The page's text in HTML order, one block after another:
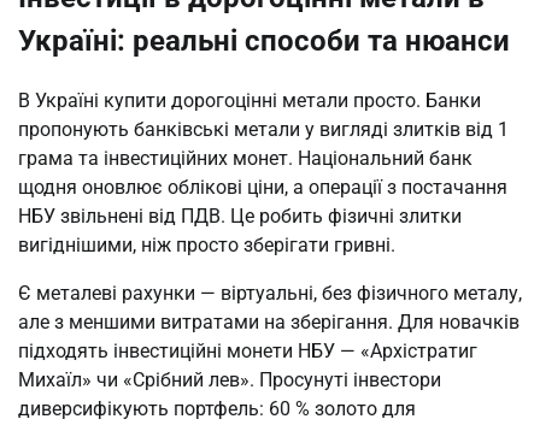
Україні: реальні способи та нюанси
В Україні купити дорогоцінні метали просто. Банки
пропонують банківські метали у вигляді злитків від 1
грама та інвестиційних монет. Національний банк
щодня оновлює облікові ціни, а операції з постачання
НБУ звільнені від ПДВ. Це робить фізичні злитки
вигіднішими, ніж просто зберігати гривні.
Є металеві рахунки — віртуальні, без фізичного металу,
але з меншими витратами на зберігання. Для новачків
підходять інвестиційні монети НБУ — «Архістратиг
Михаїл» чи «Срібний лев». Просунуті інвестори
диверсифікують портфель: 60 % золото для